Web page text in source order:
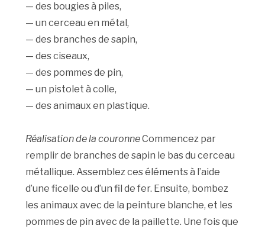
— des bougies à piles,
— un cerceau en métal,
— des branches de sapin,
— des ciseaux,
— des pommes de pin,
— un pistolet à colle,
— des animaux en plastique.
Réalisation de la couronneCommencez par
remplir de branches de sapin le bas du cerceau
métallique. Assemblez ces éléments à l’aide
d’une ficelle ou d’un fil de fer. Ensuite, bombez
les animaux avec de la peinture blanche, et les
pommes de pin avec de la paillette. Une fois que